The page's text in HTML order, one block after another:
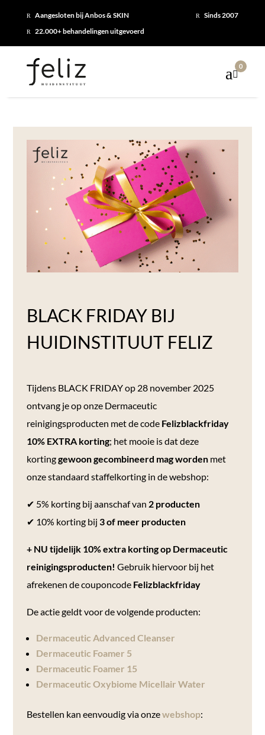
R Aangesloten bij Anbos & SKIN R Sinds 2007
R 22.000+ behandelingen uitgevoerd

0
BLACK FRIDAY BIJ
HUIDINSTITUUT FELIZ
Tijdens BLACK FRIDAY op 28 november 2025
ontvang je op onze Dermaceutic
reinigingsproducten met de code Felizblackfriday
10% EXTRA korting; het mooie is dat deze
kortinggewoon gecombineerd mag wordenmet
onze standaard staffelkorting in de webshop:
✔ 5% korting bij aanschaf van 2 producten
✔ 10% korting bij 3 of meer producten
+ NU tijdelijk 10% extra korting op Dermaceutic
reinigingsproducten! Gebruik hiervoor bij het
afrekenen de couponcode Felizblackfriday
De actie geldt voor de volgende producten:
Dermaceutic Advanced Cleanser
Dermaceutic Foamer 5
Dermaceutic Foamer 15
Dermaceutic Oxybiome Micellair Water
Bestellen kan eenvoudig via onzewebshop: